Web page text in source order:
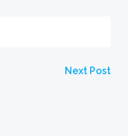
Next Post